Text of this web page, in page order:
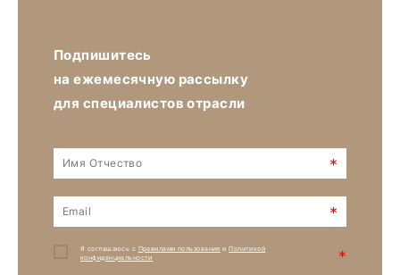
Подпишитесь
на ежемесячную рассылку
для специалистов отрасли
*
*
Я соглашаюсь с Правилами пользования иПолитикой
конфиденциальности
*